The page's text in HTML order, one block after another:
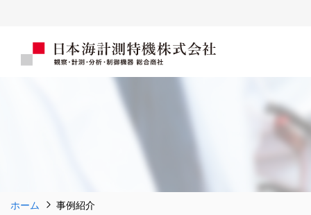
ホーム 事例紹介